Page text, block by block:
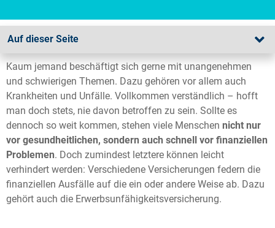
Auf dieser Seite
Kaum jemand beschäftigt sich gerne mit unangenehmen
und schwierigen Themen. Dazu gehören vor allem auch
Krankheiten und Unfälle. Vollkommen verständlich – hofft
man doch stets, nie davon betroffen zu sein. Sollte es
dennoch so weit kommen, stehen viele Menschen nicht nur
vor gesundheitlichen, sondern auch schnell vor finanziellen
Problemen. Doch zumindest letztere können leicht
verhindert werden: Verschiedene Versicherungen federn die
finanziellen Ausfälle auf die ein oder andere Weise ab. Dazu
gehört auch die Erwerbsunfähigkeitsversicherung.